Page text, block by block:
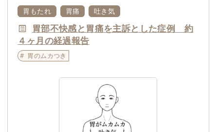
胃もたれ 胃痛 吐き気
胃部不快感と胃痛を主訴とした症例 約
４ヶ月の経過報告
胃のムカつき